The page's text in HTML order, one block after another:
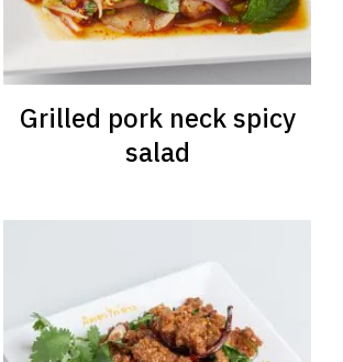
Grilled pork neck spicy
salad